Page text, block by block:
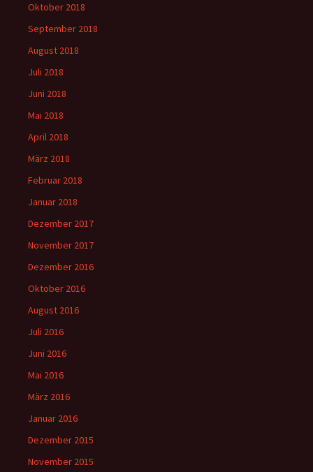
Oktober 2018
September 2018
August 2018
Juli 2018
Juni 2018
Mai 2018
April 2018
März 2018
Februar 2018
Januar 2018
Dezember 2017
November 2017
Dezember 2016
Oktober 2016
August 2016
Juli 2016
Juni 2016
Mai 2016
März 2016
Januar 2016
Dezember 2015
November 2015